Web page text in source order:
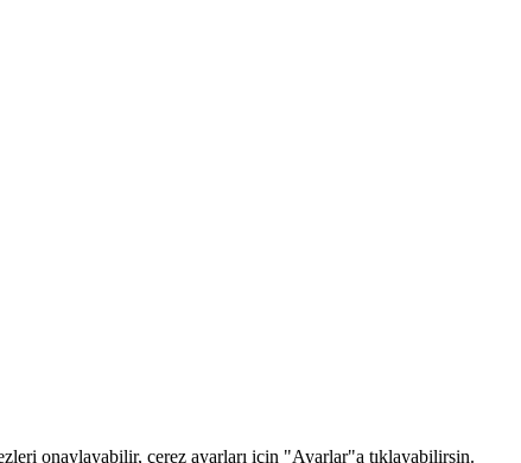
onaylayabilir, çerez ayarları için "Ayarlar"a tıklayabilirsin.